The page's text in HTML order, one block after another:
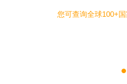
您可查询全球100+